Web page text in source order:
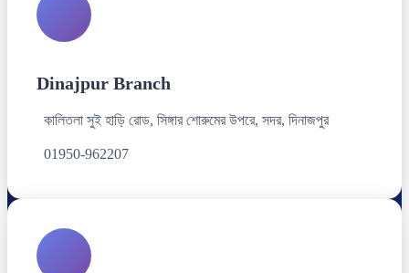
Dinajpur Branch
কালিতলা সুই হাড়ি রোড, সিঙ্গার শোরুমের উপরে, সদর, দিনাজপুর
01950-962207